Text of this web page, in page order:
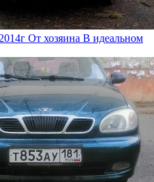
От хозяина В идеальном